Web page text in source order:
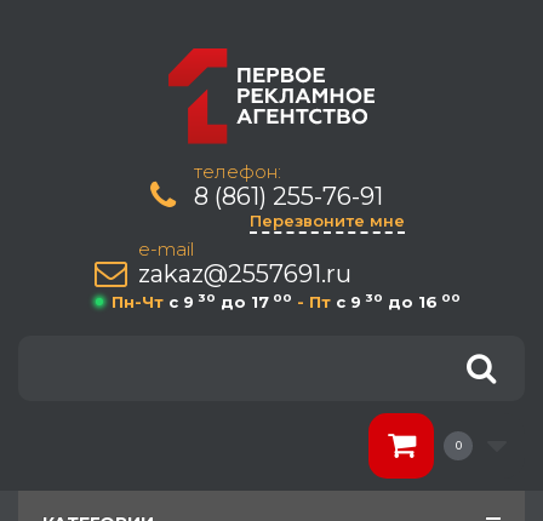
телефон:
8 (861) 255-76-91
Перезвоните мне
e-mail
zakaz@2557691.ru
Пн-Чт c 9 30 до 17 00 - Пт c 9 30 до 16 00
0